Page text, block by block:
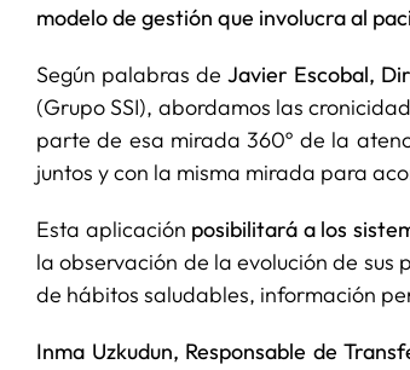
modelo de gestión que involucra al
Según palabras de Javier Escobal,
(Grupo SSI), abordamos las
parte de esa mirada 360º de la
juntos y con la misma mirada para
Esta aplicación posibilitará a los
la observación de la evolución de
de hábitos saludables, información
Inma Uzkudun, Responsable de